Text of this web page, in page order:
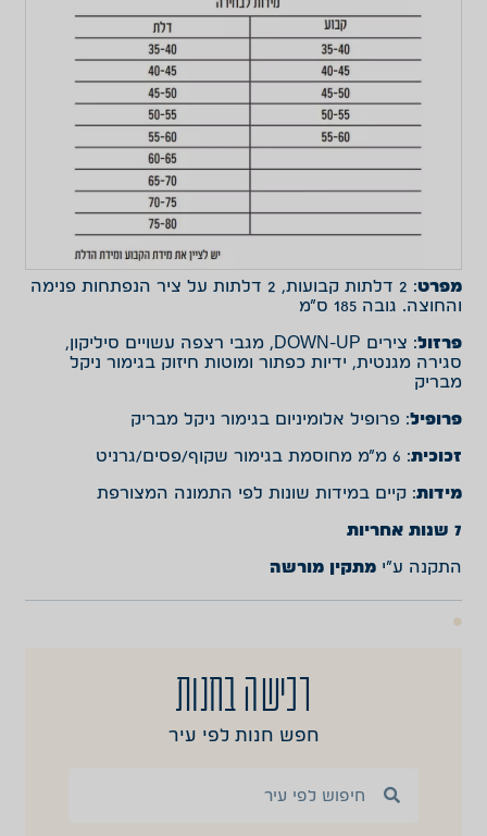
מפרט
: 2 דלתות קבועות, 2 דלתות על ציר הנפתחות פנימה
והחוצה. גובה 185 ס”מ
פרזול
: צירים DOWN-UP, מגבי רצפה עשויים סיליקון,
סגירה מגנטית, ידיות כפתור ומוטות חיזוק בגימור ניקל
מבריק
פרופיל: פרופיל אלומיניום בגימור ניקל מבריק
זכוכית: 6 מ”מ מחוסמת בגימור שקוף/פסים/גרניט
מידות: קיים במידות שונות לפי התמונה המצורפת
7 שנות אחריות
התקנה ע”ימתקין מורשה
רכישה בחנות
חפש חנות לפי עיר